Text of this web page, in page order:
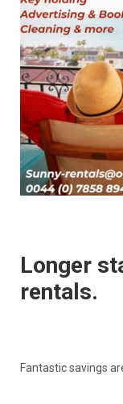
Longer
rentals.
Fantastic savings